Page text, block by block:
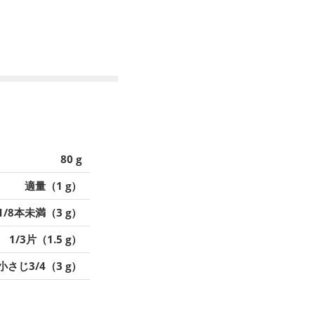
80 g
適量（1 g）
8本未満（3 g）
1/3片（1.5 g）
さじ3/4（3 g）